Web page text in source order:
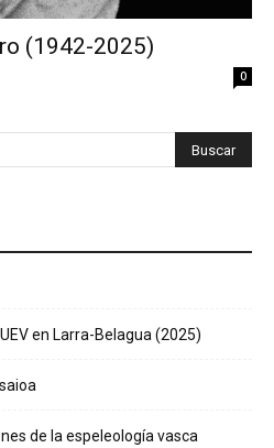
(1942-2025)
0
en Larra-Belagua (2025)
de la espeleología vasca